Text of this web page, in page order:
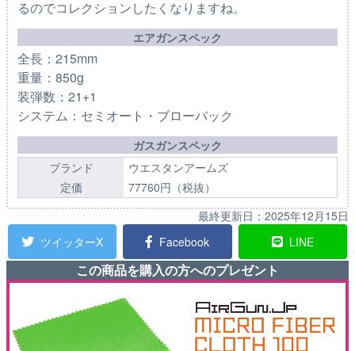
るのでコレクションしたくなりますね。
エアガンスペック
全長：215mm
重量：850g
装弾数：21+1
システム：セミオート・ブローバック
ガスガンスペック
ブランド
ウエスタンアームズ
定価
77760円（税抜）
最終更新日： 2025年12月15日
ツイッターX
Facebook LINE
この商品を購入の方へのプレゼント